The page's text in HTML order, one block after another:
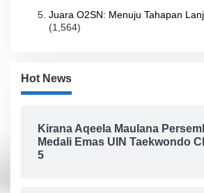
Juara O2SN: Menuju Tahapan
(1,564)
Hot News
Kirana Aqeela Maulana
Medali Emas UIN Taekwondo
5